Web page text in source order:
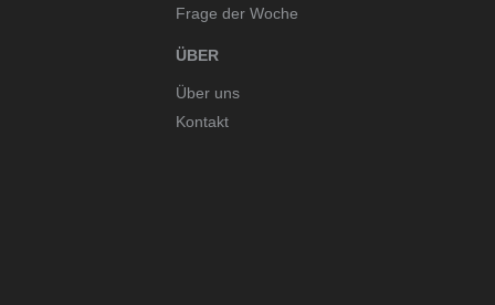
Frage der Woche
ÜBER
Über uns
Kontakt